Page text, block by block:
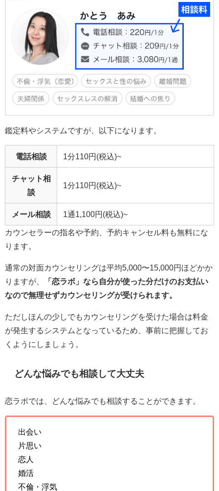
鑑定料やシステムですが、以下になります。
電話相談 1分110円(税込)~
チャット相
談
1分110円(税込)~
メール相談 1通1,100円(税込)~
カウンセラーの指名や予約、予約キャンセル料も無料にな
ります。
通常の対面カウンセリングは平均5,000〜15,000円ほどかか
りますが、
「恋ラボ」なら自分が使った分だけのお支払い
なので無理せずカウンセリングが受けられます。
ただしほんの少しでもカウンセリングを受けた場合は料金
が発生するシステムとなっているため、事前に把握してお
くようにしましょう。
どんな悩みでも相談して大丈夫
恋ラボでは、どんな悩みでも相談することができます。
出会い
片思い
恋人
婚活
不倫・浮気